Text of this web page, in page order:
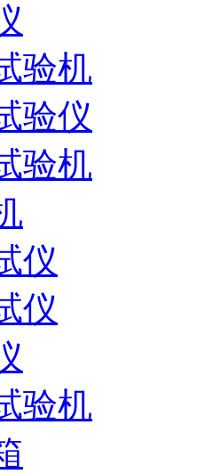
验机
验仪
验机
仪
仪
验机